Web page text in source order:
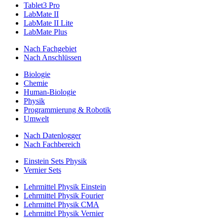
Tablet3 Pro
LabMate II
LabMate II Lite
LabMate Plus
Nach Fachgebiet
Nach Anschlüssen
Biologie
Chemie
Human-Biologie
Physik
Programmierung & Robotik
Umwelt
Nach Datenlogger
Nach Fachbereich
Einstein Sets Physik
Vernier Sets
Lehrmittel Physik Einstein
Lehrmittel Physik Fourier
Lehrmittel Physik CMA
Lehrmittel Physik Vernier